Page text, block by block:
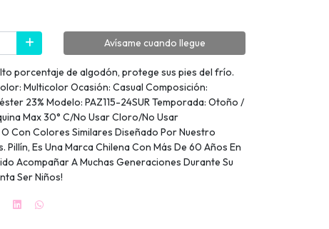
Avísame cuando llegue
porcentaje de algodón, protege sus pies del frío.
Multicolor Ocasión: Casual Composición:
23% Modelo: PAZ115-24SUR Temporada: Otoño /
Max 30° C/No Usar Cloro/No Usar
Con Colores Similares Diseñado Por Nuestro
Es Una Marca Chilena Con Más De 60 Años En
Acompañar A Muchas Generaciones Durante Su
Ser Niños!